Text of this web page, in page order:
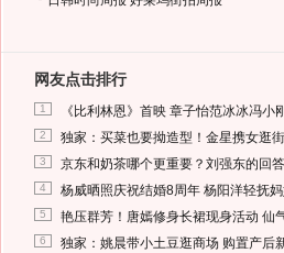
网友点击排行
1 《比利林恩》首映 章子怡范冰冰冯小
2 独家：买菜也要拗造型！金星携女逛
3 京东和奶茶哪个更重要？刘强东的回
4 杨威晒照庆祝结婚8周年 杨阳洋轻抚
5 艳压群芳！唐嫣修身长裙现身活动 仙
6 独家：姚晨带小土豆逛商场 购置产后